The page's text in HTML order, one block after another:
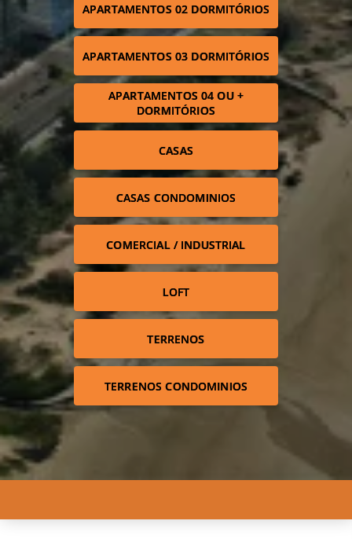
APARTAMENTOS 02 DORMITÓRIOS
APARTAMENTOS 03 DORMITÓRIOS
APARTAMENTOS 04 OU +
DORMITÓRIOS
CASAS
CASAS CONDOMINIOS
COMERCIAL / INDUSTRIAL
LOFT
TERRENOS
TERRENOS CONDOMINIOS